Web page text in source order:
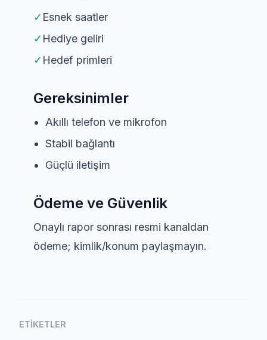
✓ Esnek saatler
✓ Hediye geliri
✓ Hedef primleri
Gereksinimler
Akıllı telefon ve mikrofon
Stabil bağlantı
Güçlü iletişim
Ödeme ve Güvenlik
Onaylı rapor sonrası resmi kanaldan
ödeme; kimlik/konum paylaşmayın.
ETIKETLER